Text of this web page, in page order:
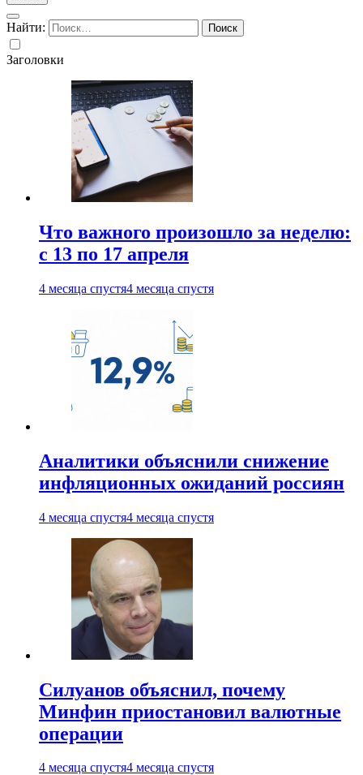
Найти:
Заголовки
Что важного произошло за неделю:
с 13 по 17 апреля
4 месяца спустя4 месяца спустя
Аналитики объяснили снижение
инфляционных ожиданий россиян
4 месяца спустя4 месяца спустя
Силуанов объяснил, почему
Минфин приостановил валютные
операции
4 месяца спустя4 месяца спустя